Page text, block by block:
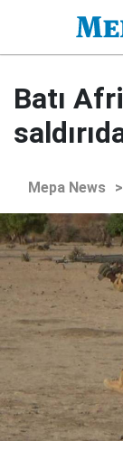
Batı
Mepa News >